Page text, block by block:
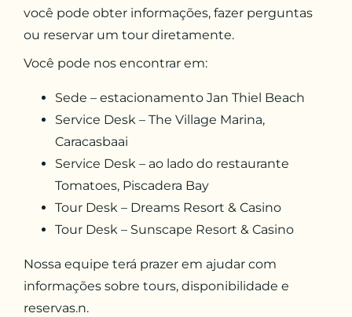
você pode obter informações, fazer perguntas
ou reservar um tour diretamente.
Você pode nos encontrar em:
Sede – estacionamento Jan Thiel Beach
Service Desk – The Village Marina,
Caracasbaai
Service Desk – ao lado do restaurante
Tomatoes, Piscadera Bay
Tour Desk – Dreams Resort & Casino
Tour Desk – Sunscape Resort & Casino
Nossa equipe terá prazer em ajudar com
informações sobre tours, disponibilidade e
reservas.n.